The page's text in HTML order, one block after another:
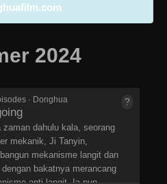
2024
· Donghua ?
zaman dahulu kala, seorang
mekanik, Ji Tanyin,
mekanisme langit dan
dengan bakatnya merancang